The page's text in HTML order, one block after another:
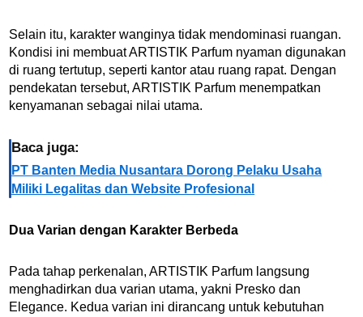
Selain itu, karakter wanginya tidak mendominasi ruangan.
Kondisi ini membuat ARTISTIK Parfum nyaman digunakan
di ruang tertutup, seperti kantor atau ruang rapat. Dengan
pendekatan tersebut, ARTISTIK Parfum menempatkan
kenyamanan sebagai nilai utama.
Baca juga:
PT Banten Media Nusantara Dorong Pelaku Usaha
Miliki Legalitas dan Website Profesional
Dua Varian dengan Karakter Berbeda
Pada tahap perkenalan, ARTISTIK Parfum langsung
menghadirkan dua varian utama, yakni Presko dan
Elegance. Kedua varian ini dirancang untuk kebutuhan